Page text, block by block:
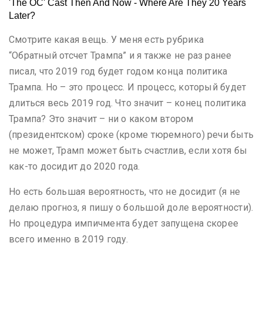
Смотрите какая вещь. У меня есть рубрика
“Обратный отсчет Трампа” и я также не раз ранее
писал, что 2019 год будет годом конца политика
Трампа. Но – это процесс. И процесс, который будет
длиться весь 2019 год. Что значит – конец политика
Трампа? Это значит – ни о каком втором
(президентском) сроке (кроме тюремного) речи быть
не может, Трамп может быть счастлив, если хотя бы
как-то досидит до 2020 года.
Но есть большая вероятность, что не досидит (я не
делаю прогноз, я пишу о большой доле вероятности).
Но процедура импичмента будет запущена скорее
всего именно в 2019 году.